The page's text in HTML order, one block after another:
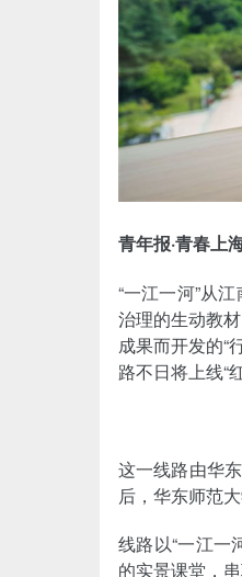
青年报·青春上
“一江一河”从
治理的生动教
成果而开发的“
路不日将上线“
这一线路由华
后，华东师范
线路以“一江一
的实景课堂，